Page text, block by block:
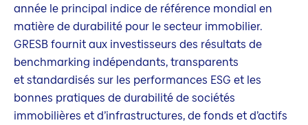
année le principal indice de référence mondial en
matière de durabilité pour le secteur immobilier.
GRESB fournit aux investisseurs des résultats de
benchmarking indépendants, transparents
et standardisés sur les performances ESG et les
bonnes pratiques de durabilité de sociétés
immobilières et d’infrastructures, de fonds et d’actifs